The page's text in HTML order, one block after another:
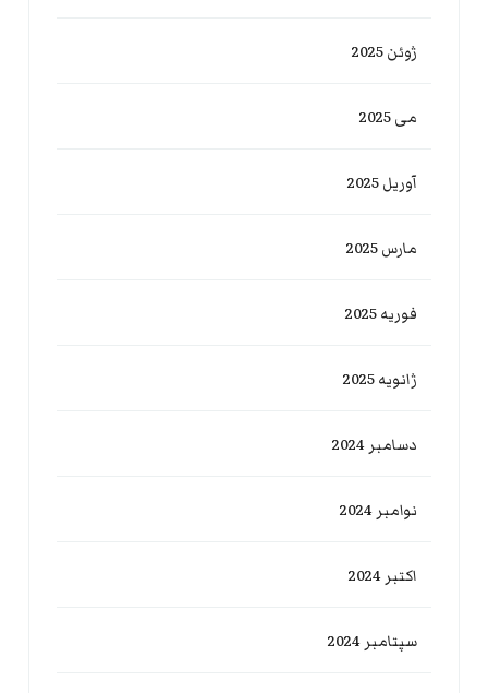
ژوئن 2025
می 2025
آوریل 2025
مارس 2025
فوریه 2025
ژانویه 2025
دسامبر 2024
نوامبر 2024
اکتبر 2024
سپتامبر 2024